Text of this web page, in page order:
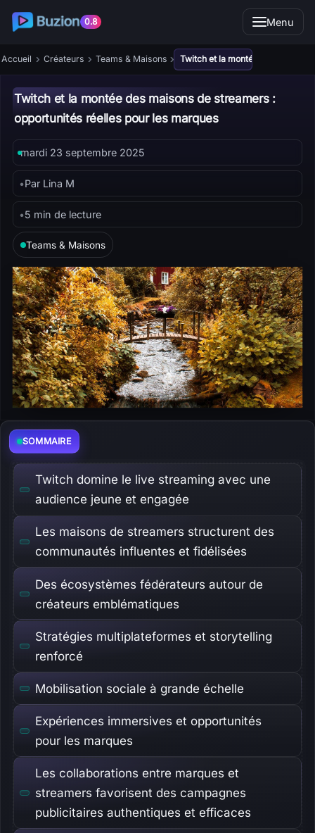
0.8 Menu
Accueil › Créateurs › Teams & Maisons › Twitch et la montée des
Twitch et la montée des maisons de streamers :
opportunités réelles pour les marques
mardi 23 septembre 2025
•Par Lina M
•5 min de lecture
Teams & Maisons
SOMMAIRE
Twitch domine le live streaming avec une
audience jeune et engagée
Les maisons de streamers structurent des
communautés influentes et fidélisées
Des écosystèmes fédérateurs autour de
créateurs emblématiques
Stratégies multiplateformes et storytelling
renforcé
Mobilisation sociale à grande échelle
Expériences immersives et opportunités
pour les marques
Les collaborations entre marques et
streamers favorisent des campagnes
publicitaires authentiques et efficaces